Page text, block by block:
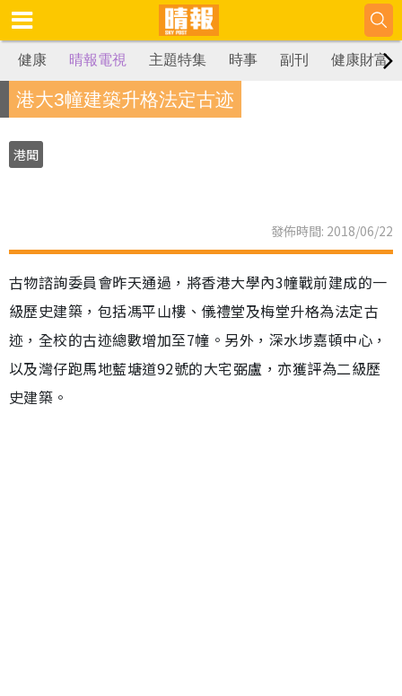
健康 晴報電視 主題特集 時事 副刊 健康財富
港大3幢建築升格法定古迹
港聞
發佈時間: 2018/06/22
古物諮詢委員會昨天通過，將香港大學內3幢戰前建成的一
級歷史建築，包括馮平山樓、儀禮堂及梅堂升格為法定古
迹，全校的古迹總數增加至7幢。另外，深水埗嘉頓中心，
以及灣仔跑馬地藍塘道92號的大宅弼盧，亦獲評為二級歷
史建築。